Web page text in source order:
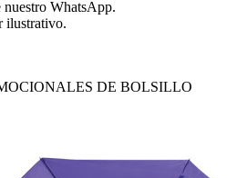
WhatsApp.
ilustrativo.
DE BOLSILLO